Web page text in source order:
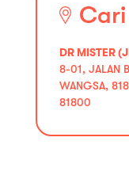
DR MISTER
8-01, JALAN
WANGSA,
81800